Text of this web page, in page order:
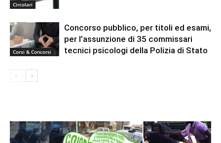
Circolari
Corsi & Concorsi
Concorso pubblico, per titoli ed esami,
per l’assunzione di 35 commissari
tecnici psicologi della Polizia di Stato